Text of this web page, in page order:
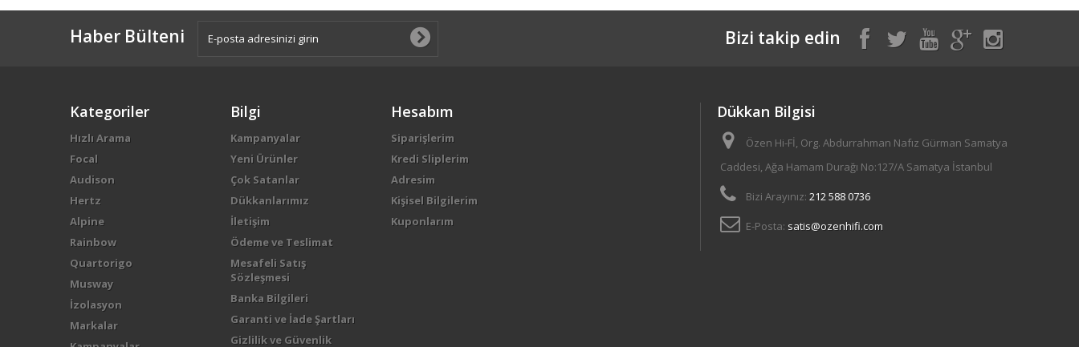
Haber Bülteni Bizi takip edin
Kategoriler
Hızlı Arama
Focal
Audison
Hertz
Alpine
Rainbow
Quartorigo
Musway
İzolasyon
Markalar
Bilgi
Kampanyalar
Yeni Ürünler
Çok Satanlar
Dükkanlarımız
İletişim
Ödeme ve Teslimat
Mesafeli Satış
Sözleşmesi
Banka Bilgileri
Garanti ve İade Şartları
Gizlilik ve Güvenlik
Hesabım
Siparişlerim
Kredi Sliplerim
Adresim
Kişisel Bilgilerim
Kuponlarım
Dükkan Bilgisi
Özen Hi-Fİ, Org. Abdurrahman Nafız Gürman Samatya
Caddesi, Ağa Hamam Durağı No:127/A Samatya İstanbul
Bizi Arayınız: 212 588 0736
E-Posta: satis@ozenhifi.com